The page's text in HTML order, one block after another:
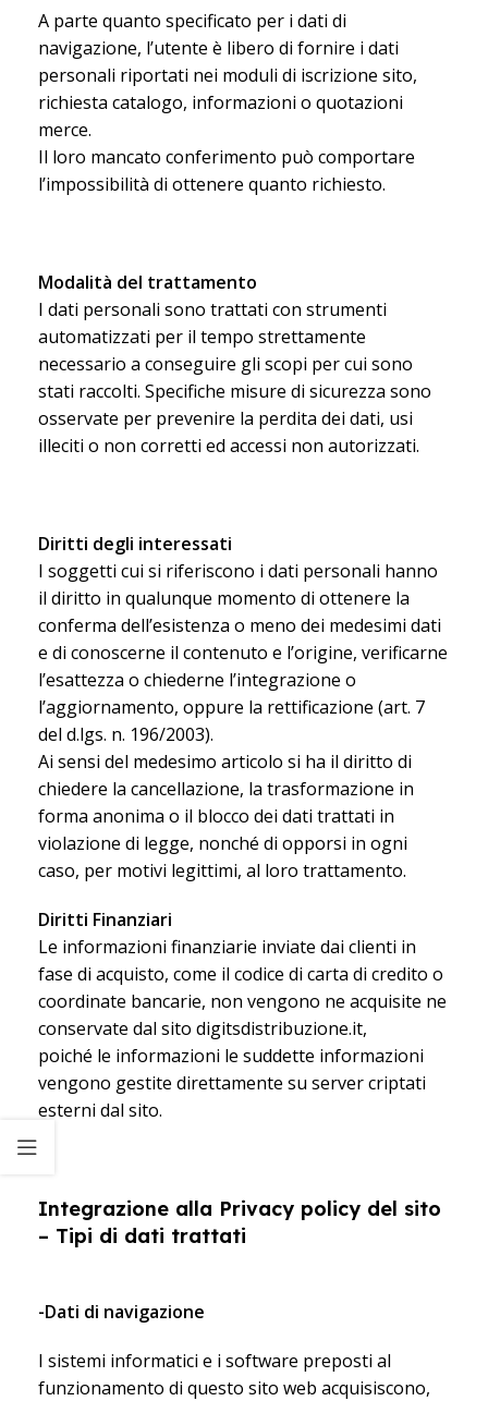
A parte quanto specificato per i dati di
navigazione, l’utente è libero di fornire i dati
personali riportati nei moduli di iscrizione sito,
richiesta catalogo, informazioni o quotazioni
merce.
Il loro mancato conferimento può comportare
l’impossibilità di ottenere quanto richiesto.
Modalità del trattamento
I dati personali sono trattati con strumenti
automatizzati per il tempo strettamente
necessario a conseguire gli scopi per cui sono
stati raccolti. Specifiche misure di sicurezza sono
osservate per prevenire la perdita dei dati, usi
illeciti o non corretti ed accessi non autorizzati.
Diritti degli interessati
I soggetti cui si riferiscono i dati personali hanno
il diritto in qualunque momento di ottenere la
conferma dell’esistenza o meno dei medesimi dati
e di conoscerne il contenuto e l’origine, verificarne
l’esattezza o chiederne l’integrazione o
l’aggiornamento, oppure la rettificazione (art. 7
del d.lgs. n. 196/2003).
Ai sensi del medesimo articolo si ha il diritto di
chiedere la cancellazione, la trasformazione in
forma anonima o il blocco dei dati trattati in
violazione di legge, nonché di opporsi in ogni
caso, per motivi legittimi, al loro trattamento.
Diritti Finanziari
Le informazioni finanziarie inviate dai clienti in
fase di acquisto, come il codice di carta di credito o
coordinate bancarie, non vengono ne acquisite ne
conservate dal sito digitsdistribuzione.it,
poiché le informazioni le suddette informazioni
vengono gestite direttamente su server criptati
esterni dal sito.
Integrazione alla Privacy policy del sito
– Tipi di dati trattati
-Dati di navigazione
I sistemi informatici e i software preposti al
funzionamento di questo sito web acquisiscono,